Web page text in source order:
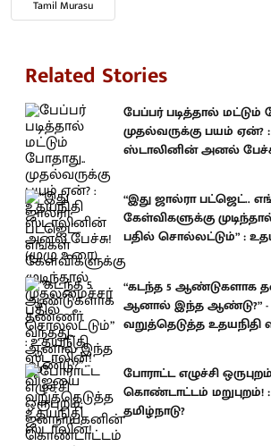
Tamil Murasu
Related Stories
பேப்பர் படித்தால் மட்டும்
முதல்வருக்கு பயம் ஏன்?
ஸ்டாலினின் அனல்
“இது ஜால்ரா பட்ஜெட்..
கேள்விகளுக்கு
பதில் சொல்லட்டும்” :
“கடந்த 5 ஆண்டுகளாக
ஆனால் இந்த ஆண்டு?”
வறுத்தெடுத்த
போராட்ட எழுச்சி
கொண்டாட்டம் மறுபுறம்! :
தமிழ்நாடு?